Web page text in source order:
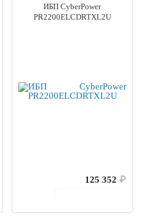
ИБП CyberPower
PR2200ELCDRTXL2U
125 352 ₽